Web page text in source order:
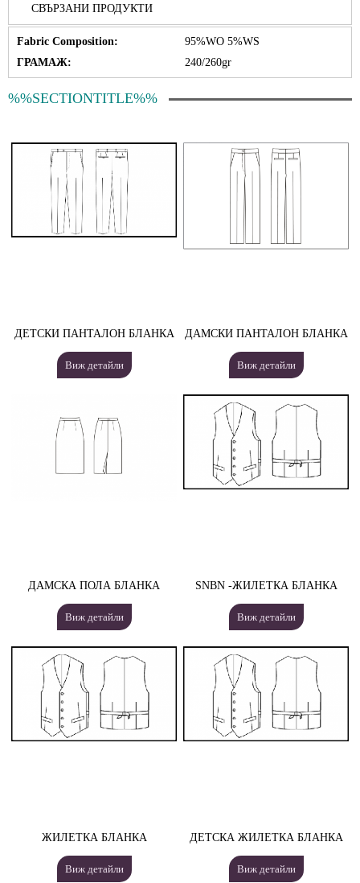
СВЪРЗАНИ ПРОДУКТИ
Fabric Composition:
95%WO 5%WS
ГРАМАЖ:
240/260gr
%%SECTIONTITLE%%
ДЕТСКИ ПАНТАЛОН БЛАНКА
Виж детайли
ДАМСКИ ПАНТАЛОН БЛАНКА
Виж детайли
ДАМСКА ПОЛА БЛАНКА
Виж детайли
SNBN -ЖИЛЕТКА БЛАНКА
Виж детайли
ЖИЛЕТКА БЛАНКА
Виж детайли
ДЕТСКА ЖИЛЕТКА БЛАНКА
Виж детайли